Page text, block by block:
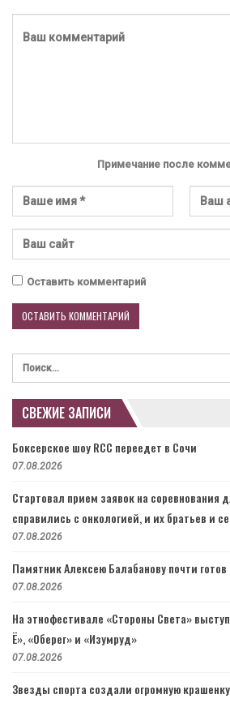
Примечание после
Оставить комментарий
СВЕЖИЕ ЗАПИСИ
Боксерское шоу RCC переедет в Сочи
07.08.2026
Стартовал прием заявок на соревнования
справились с онкологией, и их братьев и
07.08.2026
Памятник Алексею Балабанову почти
07.08.2026
На этнофестивале «Стороны Света»
Ё», «Оберег» и «Изумруд»
07.08.2026
Звезды спорта создали огромную